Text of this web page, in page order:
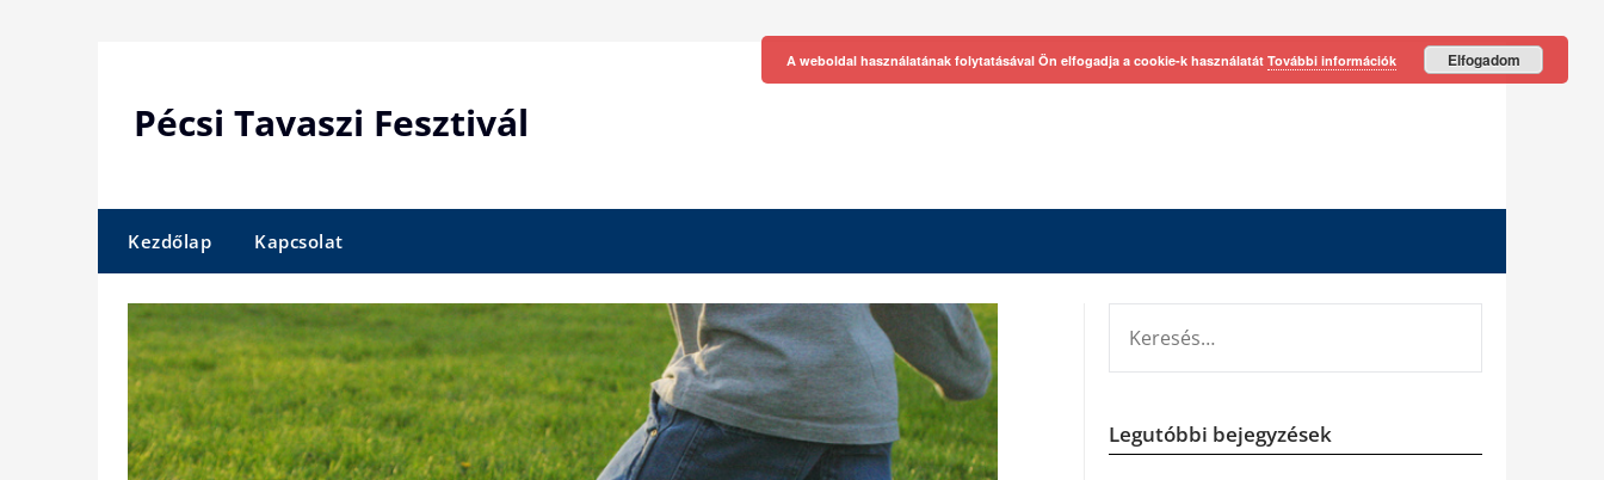
Pécsi Tavaszi Fesztivál
Kezdőlap Kapcsolat
Legutóbbi bejegyzések
A weboldal használatának folytatásával Ön elfogadja a cookie-k használatát További információk Elfogadom